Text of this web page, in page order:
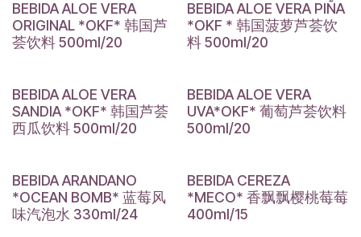
BEBIDA ALOE VERA
ORIGINAL *OKF* 韩国芦
荟饮料 500ml/20
BEBIDA ALOE VERA PIÑA
*OKF * 韩国菠萝芦荟饮
料 500ml/20
BEBIDA ALOE VERA
SANDIA *OKF* 韩国芦荟
西瓜饮料 500ml/20
BEBIDA ALOE VERA
UVA*OKF* 葡萄芦荟饮料
500ml/20
BEBIDA ARANDANO
*OCEAN BOMB* 蓝莓风
味汽泡水 330ml/24
BEBIDA CEREZA
*MECO* 香飘飘樱桃莓莓
400ml/15